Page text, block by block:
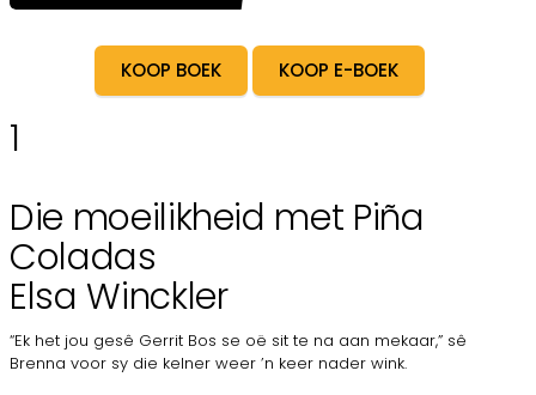
KOOP BOEK KOOP E-BOEK
1
Die moeilikheid met Piña
Coladas
Elsa Winckler
“Ek het jou gesê Gerrit Bos se oë sit te na aan mekaar,” sê
Brenna voor sy die kelner weer ’n keer nader wink.